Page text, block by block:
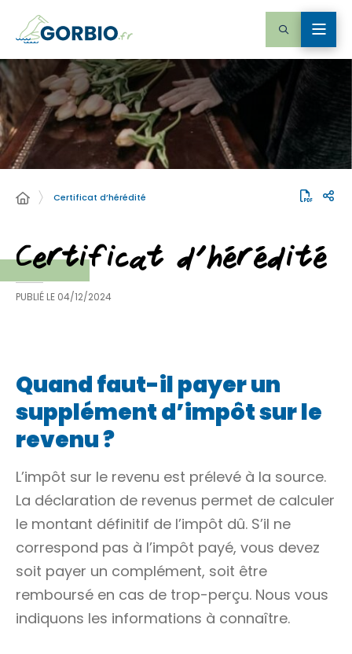
Certificat d’hérédité
Certificat d’hérédité
PUBLIÉ LE 04/12/2024
Quand faut-il payer un
supplément d’impôt sur le
revenu ?
L’impôt sur le revenu est prélevé à la source.
La déclaration de revenus permet de calculer
le montant définitif de l’impôt dû. S’il ne
correspond pas à l’impôt payé, vous devez
soit payer un complément, soit être
remboursé en cas de trop-perçu. Nous vous
indiquons les informations à connaître.